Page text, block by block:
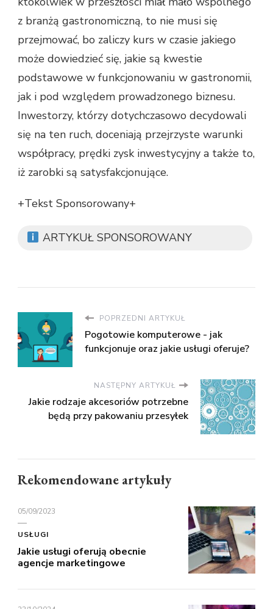
z branżą gastronomiczną, to nie musi się
przejmować, bo zaliczy kurs w czasie jakiego
może dowiedzieć się, jakie są kwestie
podstawowe w funkcjonowaniu w gastronomii,
jak i pod względem prowadzonego biznesu.
Inwestorzy, którzy dotychczasowo decydowali
się na ten ruch, doceniają przejrzyste warunki
współpracy, prędki zysk inwestycyjny a także to,
iż zarobki są satysfakcjonujące.
+Tekst Sponsorowany+
ARTYKUŁ SPONSOROWANY
POPRZEDNI ARTYKUŁ
Pogotowie komputerowe - jak
funkcjonuje oraz jakie usługi oferuje?
NASTĘPNY ARTYKUŁ
Jakie rodzaje akcesoriów potrzebne
będą przy pakowaniu przesyłek
Rekomendowane artykuły
05/09/2023
USŁUGI
Jakie usługi oferują obecnie
agencje marketingowe